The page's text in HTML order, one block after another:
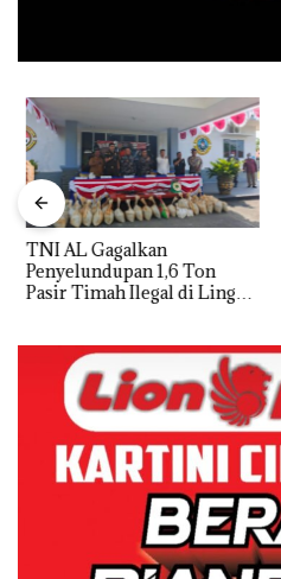
TNI AL Gagalkan
Penyelundupan 1,6 Ton
Pasir Timah Ilegal di Lingga,
Diselundupkan ke Malaysia